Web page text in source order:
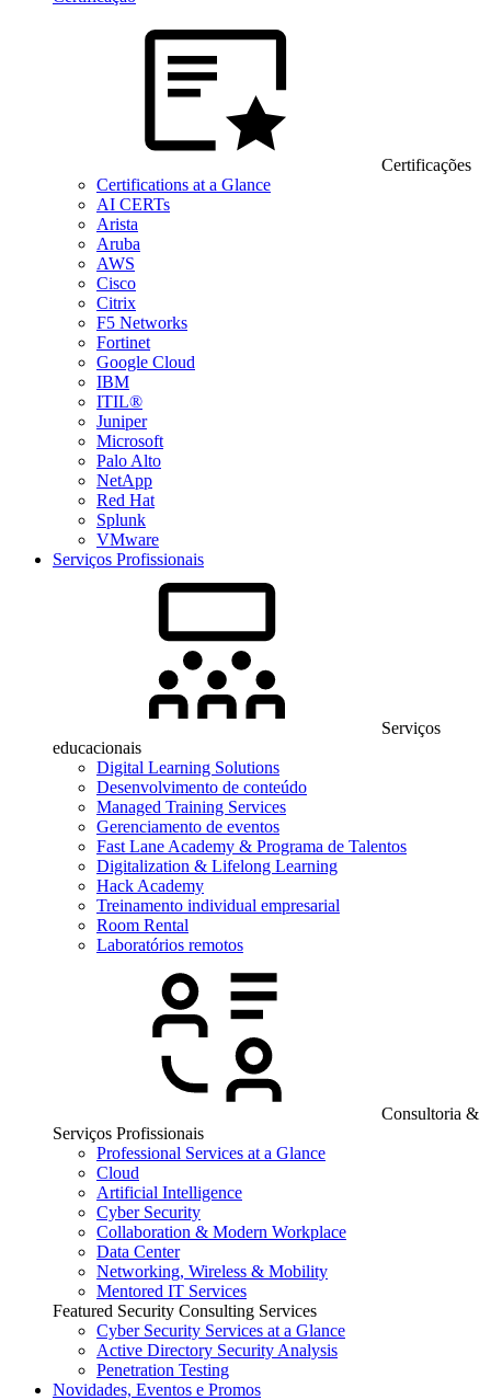
Certificações
Certifications at a Glance
AI CERTs
Arista
Aruba
AWS
Cisco
Citrix
F5 Networks
Fortinet
Google Cloud
IBM
ITIL®
Juniper
Microsoft
Palo Alto
NetApp
Red Hat
Splunk
VMware
Serviços Profissionais
Serviços
educacionais
Digital Learning Solutions
Desenvolvimento de conteúdo
Managed Training Services
Gerenciamento de eventos
Fast Lane Academy & Programa de Talentos
Digitalization & Lifelong Learning
Hack Academy
Treinamento individual empresarial
Room Rental
Laboratórios remotos
Consultoria &
Serviços Profissionais
Professional Services at a Glance
Cloud
Artificial Intelligence
Cyber Security
Collaboration & Modern Workplace
Data Center
Networking, Wireless & Mobility
Mentored IT Services
Featured Security Consulting Services
Cyber Security Services at a Glance
Active Directory Security Analysis
Penetration Testing
Novidades, Eventos e Promos